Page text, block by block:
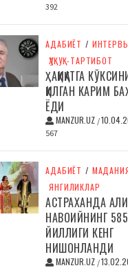
392
АДАБИЁТ /
ҲУҚУҚ-ТАРТИБОТ
ҲАҚИҚАТГА
ҚИЛГАН КАРИМ
ЁДИ
MANZUR.UZ /
567
АДАБИЁТ /
ЯНГИЛИКЛАР
АСТРАХАНДА
НАВОИЙНИНГ 585
ЙИЛЛИГИ КЕНГ
НИШОНЛАНДИ
MANZUR.UZ /